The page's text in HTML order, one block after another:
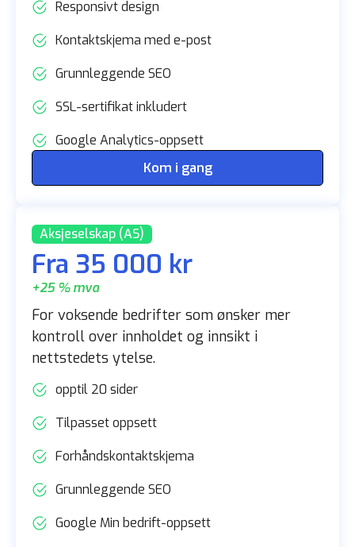
Responsivt design
Kontaktskjema med e-post
Grunnleggende SEO
SSL-sertifikat inkludert
Google Analytics-oppsett
Kom i gang
Aksjeselskap (AS)
Fra 35 000 kr
+25 % mva
For voksende bedrifter som ønsker mer
kontroll over innholdet og innsikt i
nettstedets ytelse.
opptil 20 sider
Tilpasset oppsett
Forhåndskontaktskjema
Grunnleggende SEO
Google Min bedrift-oppsett